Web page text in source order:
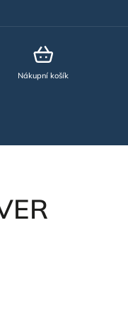
Nákupní košík